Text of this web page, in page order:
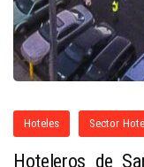
Hoteles Sector
Hoteleros de